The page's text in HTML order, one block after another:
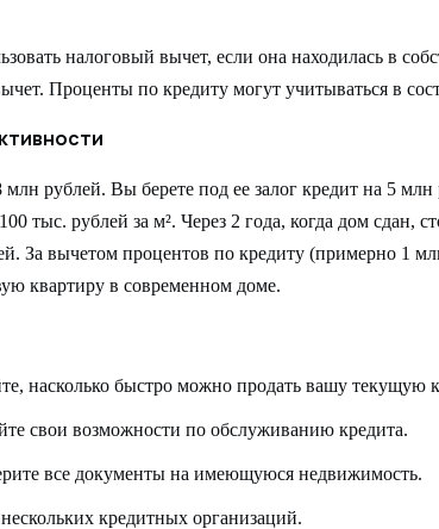
налоговый вычет, если она находилась в
Проценты по кредиту могут учитываться в
рублей. Вы берете под ее залог кредит на 5
тыс. рублей за м². Через 2 года, когда дом сдан,
За вычетом процентов по кредиту (примерно 1
квартиру в современном доме.
насколько быстро можно продать вашу текущую
свои возможности по обслуживанию кредита.
все документы на имеющуюся недвижимость.
кредитных организаций.